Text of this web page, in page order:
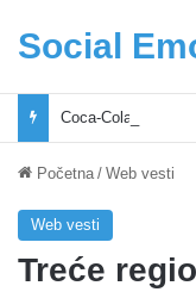
Social
Početna / Web vesti
Web vesti
Treće